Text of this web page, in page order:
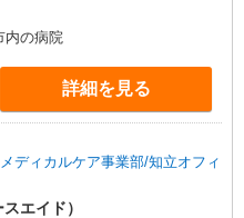
内の病院
詳細を見る
ディカルケア事業部/知立オフィ
エイド）